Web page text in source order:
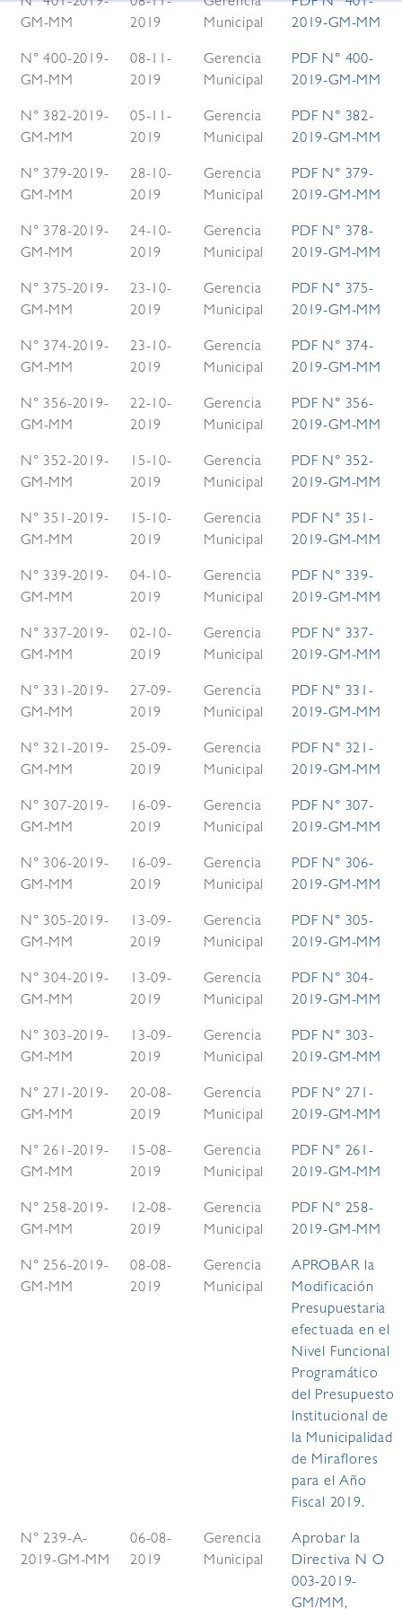
N° 401-2019-
GM-MM
08-11-
2019
Gerencia
Municipal
PDF N° 401-
2019-GM-MM
N° 400-2019-
GM-MM
08-11-
2019
Gerencia
Municipal
PDF N° 400-
2019-GM-MM
N° 382-2019-
GM-MM
05-11-
2019
Gerencia
Municipal
PDF N° 382-
2019-GM-MM
N° 379-2019-
GM-MM
28-10-
2019
Gerencia
Municipal
PDF N° 379-
2019-GM-MM
N° 378-2019-
GM-MM
24-10-
2019
Gerencia
Municipal
PDF N° 378-
2019-GM-MM
N° 375-2019-
GM-MM
23-10-
2019
Gerencia
Municipal
PDF N° 375-
2019-GM-MM
N° 374-2019-
GM-MM
23-10-
2019
Gerencia
Municipal
PDF N° 374-
2019-GM-MM
N° 356-2019-
GM-MM
22-10-
2019
Gerencia
Municipal
PDF N° 356-
2019-GM-MM
N° 352-2019-
GM-MM
15-10-
2019
Gerencia
Municipal
PDF N° 352-
2019-GM-MM
N° 351-2019-
GM-MM
15-10-
2019
Gerencia
Municipal
PDF N° 351-
2019-GM-MM
N° 339-2019-
GM-MM
04-10-
2019
Gerencia
Municipal
PDF N° 339-
2019-GM-MM
N° 337-2019-
GM-MM
02-10-
2019
Gerencia
Municipal
PDF N° 337-
2019-GM-MM
N° 331-2019-
GM-MM
27-09-
2019
Gerencia
Municipal
PDF N° 331-
2019-GM-MM
N° 321-2019-
GM-MM
25-09-
2019
Gerencia
Municipal
PDF N° 321-
2019-GM-MM
N° 307-2019-
GM-MM
16-09-
2019
Gerencia
Municipal
PDF N° 307-
2019-GM-MM
N° 306-2019-
GM-MM
16-09-
2019
Gerencia
Municipal
PDF N° 306-
2019-GM-MM
N° 305-2019-
GM-MM
13-09-
2019
Gerencia
Municipal
PDF N° 305-
2019-GM-MM
N° 304-2019-
GM-MM
13-09-
2019
Gerencia
Municipal
PDF N° 304-
2019-GM-MM
N° 303-2019-
GM-MM
13-09-
2019
Gerencia
Municipal
PDF N° 303-
2019-GM-MM
N° 271-2019-
GM-MM
20-08-
2019
Gerencia
Municipal
PDF N° 271-
2019-GM-MM
N° 261-2019-
GM-MM
15-08-
2019
Gerencia
Municipal
PDF N° 261-
2019-GM-MM
N° 258-2019-
GM-MM
12-08-
2019
Gerencia
Municipal
PDF N° 258-
2019-GM-MM
N° 256-2019-
GM-MM
08-08-
2019
Gerencia
Municipal
APROBAR la
Modificación
Presupuestaria
efectuada en el
Nivel Funcional
Programático
del Presupuesto
Institucional de
la Municipalidad
de Miraflores
para el Año
Fiscal 2019.
N° 239-A-
2019-GM-MM
06-08-
2019
Gerencia
Municipal
Aprobar la
Directiva N O
003-2019-
GM/MM,